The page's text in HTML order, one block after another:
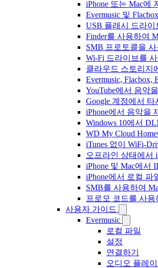
iPhone 또는 Mac에
Evermusic 및
USB 플래시 드라이
Finder를 사용하여
SMB 프로토콜을
Wi-Fi 드라이브를
클라우드 스토리지
Evermusic,
YouTube에서 음악
Google 계정에서
iPhone에서 음악을
Windows 10에서
WD My Cloud
iTunes 없이 WiFi-
오프라인 상태에서
iPhone 및 Mac에서
iPhone에서 로컬 파
SMB를 사용하여
프로모 코드를 사
사용자 가이드
Evermusic
로컬 파일
설정
연결하기
오디오 플레이